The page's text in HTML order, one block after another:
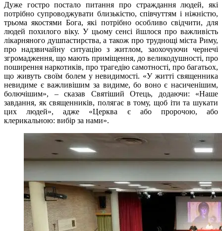
Дуже гостро постало питання про страждання людей, які
потрібно супроводжувати близькістю, співчуттям і ніжністю,
трьома якостями Бога, які потрібно особливо свідчити, для
людей похилого віку. У цьому сенсі йшлося про важливість
лікарняного душпастирства, а також про труднощі міста Риму,
про надзвичайну ситуацію з житлом, заохочуючи чернечі
згромадження, що мають приміщення, до великодушності, про
поширення наркотиків, про трагедію самотності, про багатьох,
що живуть своїм болем у невидимості. «У житті священника
невидиме є важливішим за видиме, бо воно є насиченішим,
болючішим», – сказав Святіший Отець, додаючи: «Наше
завдання, як священників, полягає в тому, щоб іти та шукати
цих людей», адже «Церква є або пророчою, або
клерикальною: вибір за нами».